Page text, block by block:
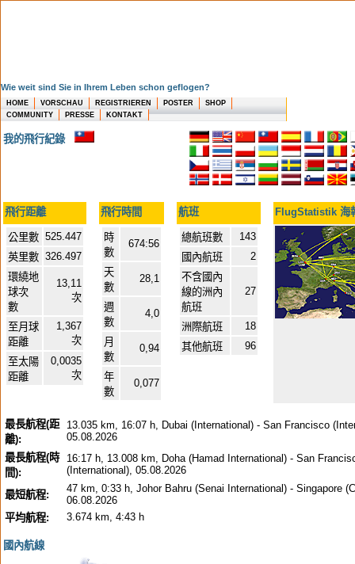
Wie weit sind Sie in Ihrem Leben schon geflogen?
HOME VORSCHAU REGISTRIEREN POSTER
SHOP
COMMUNITY
PRESSE KONTAKT
我的飛行紀錄
飛行距離 飛行時間 航班 FlugStatistik 海
公里數 525.447
英里數 326.497
環繞地
球次
數
13,11
次
至月球
距離
1,367
次
至太陽
距離
0,0035
次
時
數
674:56
天
數
28,1
週
數
4,0
月
數
0,94
年
數
0,077
總航班數
143
國內航班
2
不含國內
線的洲內
航班
27
洲際航班
18
其他航班
96
最長航程(距
離):
13.035 km, 16:07 h, Dubai (International) - San Francisco
05.08.2026
最長航程(時
間):
16:17 h, 13.008 km, Doha (Hamad International) - San
(International), 05.08.2026
最短航程:
47 km, 0:33 h, Johor Bahru (Senai International) - Singapore
06.08.2026
平均航程:
3.674 km, 4:43 h
國內航線